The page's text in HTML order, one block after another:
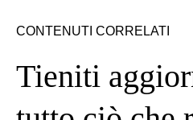
CONTENUTI CORRELATI
Tieniti